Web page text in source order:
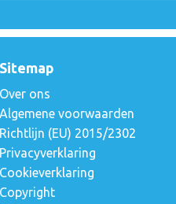
Sitemap
Over ons
Algemene voorwaarden
Richtlijn (EU) 2015/2302
Privacyverklaring
Cookieverklaring
Copyright